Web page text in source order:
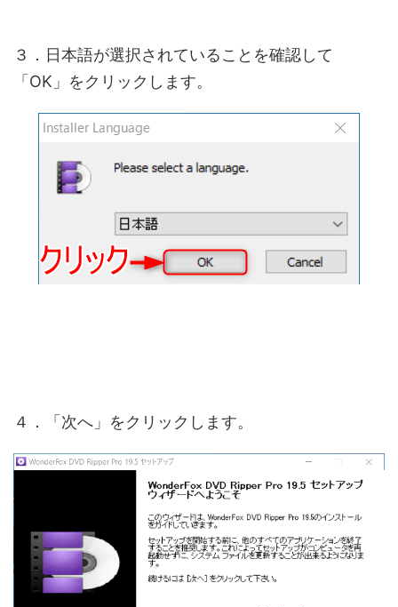
３．日本語が選択されていることを確認して
「OK」をクリックします。
４．「次へ」をクリックします。